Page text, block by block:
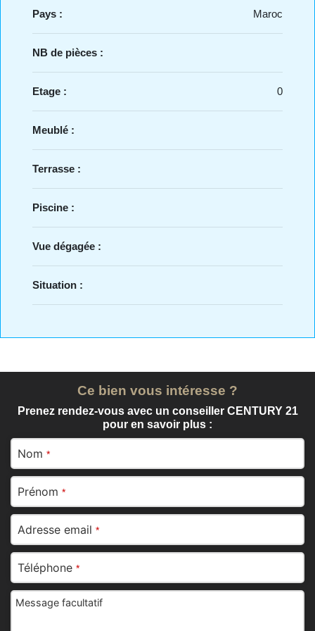
Pays : Maroc
NB de pièces :
Etage : 0
Meublé :
Terrasse :
Piscine :
Vue dégagée :
Situation :
Ce bien vous intéresse ?
Prenez rendez-vous avec un conseiller CENTURY 21
pour en savoir plus :
Nom *
Prénom *
Adresse email *
Téléphone *
Message facultatif